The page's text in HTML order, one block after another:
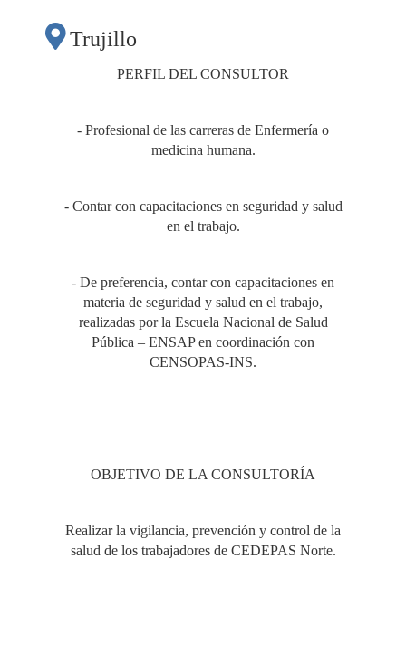
Trujillo
PERFIL DEL CONSULTOR
- Profesional de las carreras de Enfermería o
medicina humana.
- Contar con capacitaciones en seguridad y salud
en el trabajo.
- De preferencia, contar con capacitaciones en
materia de seguridad y salud en el trabajo,
realizadas por la Escuela Nacional de Salud
Pública – ENSAP en coordinación con
CENSOPAS-INS.
OBJETIVO DE LA CONSULTORÍA
Realizar la vigilancia, prevención y control de la
salud de los trabajadores de CEDEPAS Norte.